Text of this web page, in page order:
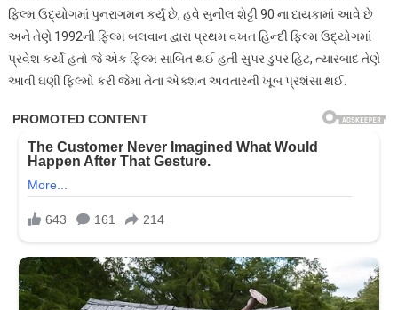
ફિલ્મ ઉદ્યોગમાં પુનરાગમન કર્યું છે, હવે સુનીલ શેટ્ટી 90 ના દાયકામાં આવે છે
અને તેણે 1992ની ફિલ્મ બલવાન દ્વારા પ્રથમ વખત હિન્દી ફિલ્મ ઉદ્યોગમાં
પ્રવેશ કર્યો હતો જે એક ફિલ્મ સાબિત થઈ હતી સુપર ડુપર હિટ, ત્યારબાદ તેણે
આવી ઘણી ફિલ્મો કરી જેમાં તેના એક્શન અવતારની ખૂબ પ્રશંસા થઈ.